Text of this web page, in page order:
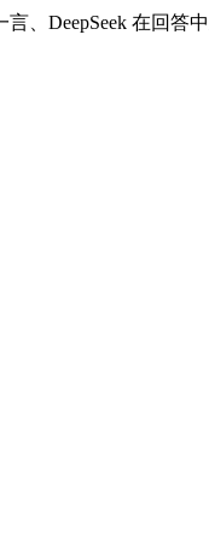
、DeepSeek 在回答